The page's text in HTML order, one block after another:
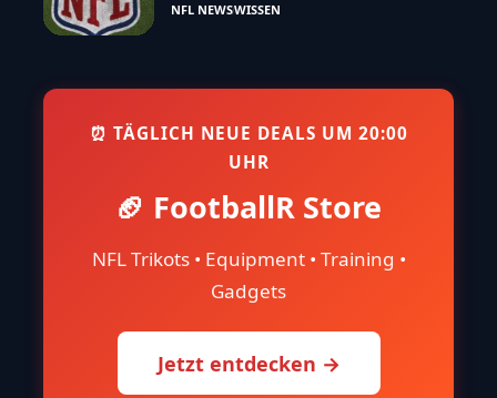
NFL NEWSWISSEN
⏰ TÄGLICH NEUE DEALS UM 20:00
UHR
🏈 FootballR Store
NFL Trikots • Equipment • Training •
Gadgets
Jetzt entdecken →